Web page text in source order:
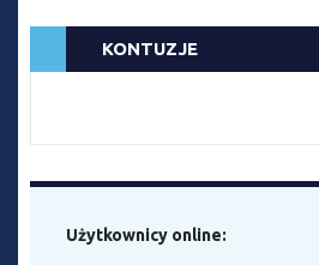
KONTUZJE
Użytkownicy online: